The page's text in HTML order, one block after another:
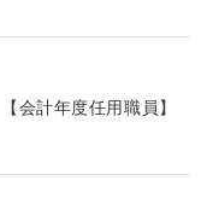
会計年度任用職員】